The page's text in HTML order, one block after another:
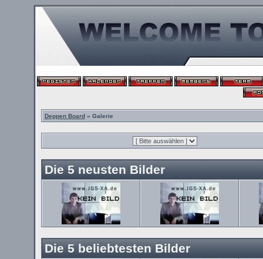
Deppen Board» Galerie
Die 5 neusten Bilder
Die 5 beliebtesten Bilder